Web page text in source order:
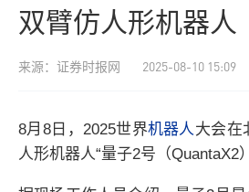
双臂仿人形机器人
来源：证券时报网 2025-08-10 15:09
8月8日，2025世界机器人大会在
人形机器人“量子2号（QuantaX2）